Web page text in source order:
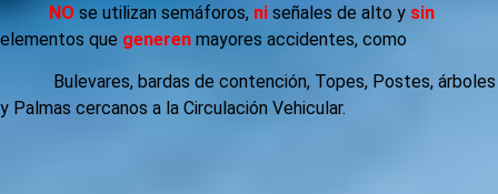
NO se utilizan semáforos, ni señales de alto y sin
elementos que generen mayores accidentes, como
Bulevares, bardas de contención, Topes, Postes, árboles
y Palmas cercanos a la Circulación Vehicular.